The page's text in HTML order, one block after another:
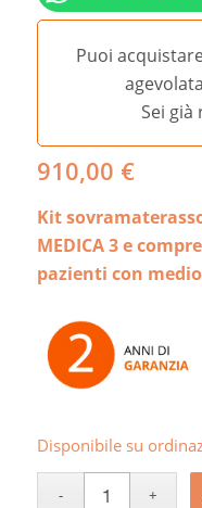
Puoi
Sei
910,00 €
Kit
MEDICA 3 e
pazienti con
Disponibile su